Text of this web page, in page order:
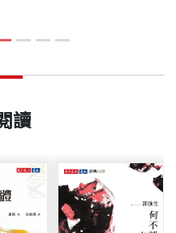
學會平衡生活，找回內心
讀